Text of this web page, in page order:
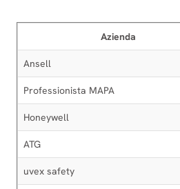
Azienda
Ansell
Professionista MAPA
Honeywell
ATG
uvex safety